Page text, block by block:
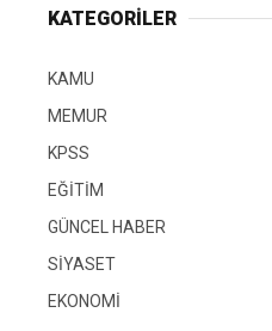
KATEGORİLER
KAMU
MEMUR
KPSS
EĞİTİM
GÜNCEL HABER
SİYASET
EKONOMİ